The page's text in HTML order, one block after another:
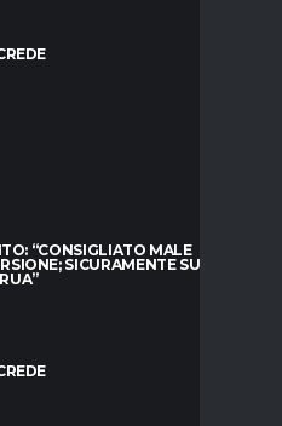
“CONSIGLIATO MALE
SICURAMENTE SUL